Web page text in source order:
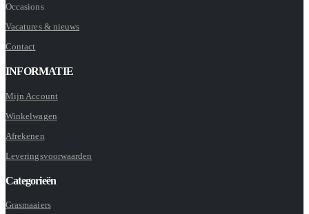
Occasions
Vacatures & nieuws
Contact
INFORMATIE
Mijn Account
Winkelwagen
Afrekenen
Leveringsvoorwaarden
Categorieën
Grasmaaiers